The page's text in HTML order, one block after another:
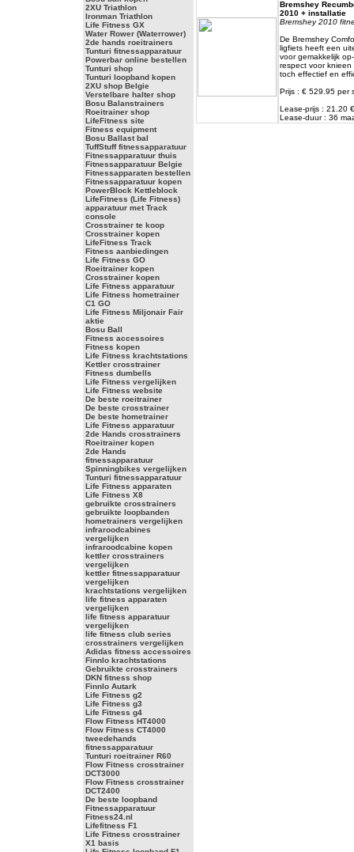
2XU Triathlon
Ironman Triathlon
Life Fitness GX
Water Rower (Waterrower)
2de hands roeitrainers
Tunturi fitnessapparatuur
Powerbar online bestellen
Tunturi shop
Tunturi loopband kopen
2XU shop Belgie
Verstelbare halter shop
Bosu Balanstrainers
Roeitrainer shop
LifeFitness site
Fitness equipment
Bosu Ballast bal
TuffStuff fitnessapparatuur
Fitnessapparatuur thuis
Fitnessapparatuur Belgie
Fitnessapparaten bestellen
Fitnessapparatuur kopen
PowerBlock Kettleblock
LifeFitness (Life Fitness)
apparatuur met Track
console
Crosstrainer te koop
Crosstrainer kopen
LifeFitness Track
Fitness aanbiedingen
Life Fitness GO
Roeitrainer kopen
Crosstrainer kopen
Life Fitness apparatuur
Life Fitness hometrainer
C1 GO
Life Fitness Miljonair Fair
aktie
Bosu Ball
Fitness accessoires
Fitness kopen
Life Fitness krachtstations
Kettler crosstrainer
Fitness dumbells
Life Fitness vergelijken
Life Fitness website
De beste roeitrainer
De beste crosstrainer
De beste hometrainer
Life Fitness apparatuur
2de Hands crosstrainers
Roeitrainer kopen
2de Hands
fitnessapparatuur
Spinningbikes vergelijken
Tunturi fitnessapparatuur
Life Fitness apparaten
Life Fitness X8
gebruikte crosstrainers
gebruikte loopbanden
hometrainers vergelijken
infraroodcabines
vergelijken
infraroodcabine kopen
kettler crosstrainers
vergelijken
kettler fitnessapparatuur
vergelijken
krachtstations vergelijken
life fitness apparaten
vergelijken
life fitness apparatuur
vergelijken
life fitness club series
crosstrainers vergelijken
Adidas fitness accessoires
Finnlo krachtstations
Gebruikte crosstrainers
DKN fitness shop
Finnlo Autark
Life Fitness g2
Life Fitness g3
Life Fitness g4
Flow Fitness HT4000
Flow Fitness CT4000
tweedehands
fitnessapparatuur
Tunturi roeitrainer R60
Flow Fitness crosstrainer
DCT3000
Flow Fitness crosstrainer
DCT2400
De beste loopband
Fitnessapparatuur
Fitness24.nl
Lifefitness F1
Life Fitness crosstrainer
X1 basis
Bremshey
2010 + installatie
Bremshey 2010
De Bremshey
ligfiets heeft een
voor gemakkelijk
respect voor
toch effectief en
Prijs : € 529.95 per
Lease-prijs : 21.20
Lease-duur : 36